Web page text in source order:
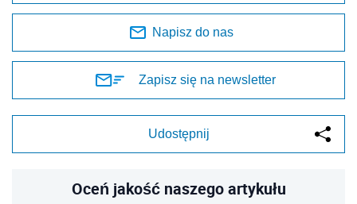
Napisz do nas
Zapisz się na newsletter
Udostępnij
Oceń jakość naszego artykułu